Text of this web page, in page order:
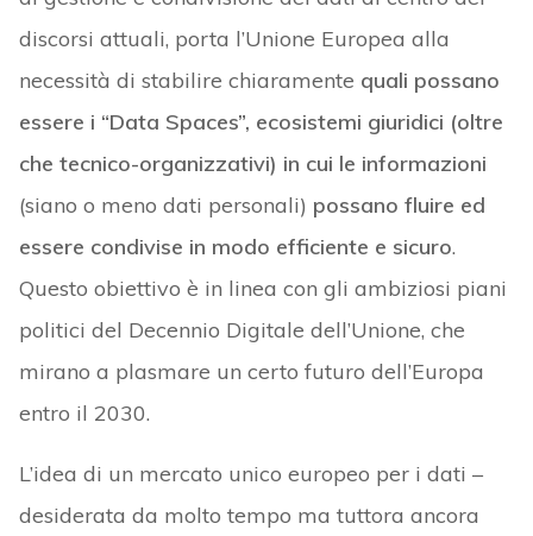
discorsi attuali, porta l’Unione Europea alla
necessità di stabilire chiaramente quali possano
essere i “Data Spaces”, ecosistemi giuridici (oltre
che tecnico-organizzativi) in cui le informazioni
(siano o meno dati personali) possano fluire ed
essere condivise in modo efficiente e sicuro.
Questo obiettivo è in linea con gli ambiziosi piani
politici del Decennio Digitale dell’Unione, che
mirano a plasmare un certo futuro dell’Europa
entro il 2030.
L’idea di un mercato unico europeo per i dati –
desiderata da molto tempo ma tuttora ancora